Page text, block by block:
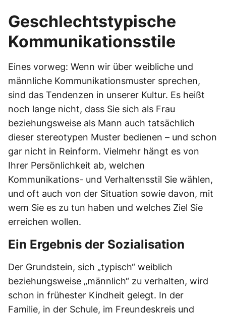
Geschlechtstypische
Kommunikationsstile
Eines vorweg: Wenn wir über weibliche und
männliche Kommunikationsmuster sprechen,
sind das Tendenzen in unserer Kultur. Es heißt
noch lange nicht, dass Sie sich als Frau
beziehungsweise als Mann auch tatsächlich
dieser stereotypen Muster bedienen – und schon
gar nicht in Reinform. Vielmehr hängt es von
Ihrer Persönlichkeit ab, welchen
Kommunikations- und Verhaltensstil Sie wählen,
und oft auch von der Situation sowie davon, mit
wem Sie es zu tun haben und welches Ziel Sie
erreichen wollen.
Ein Ergebnis der Sozialisation
Der Grundstein, sich „typisch“ weiblich
beziehungsweise „männlich“ zu verhalten, wird
schon in frühester Kindheit gelegt. In der
Familie, in der Schule, im Freundeskreis und